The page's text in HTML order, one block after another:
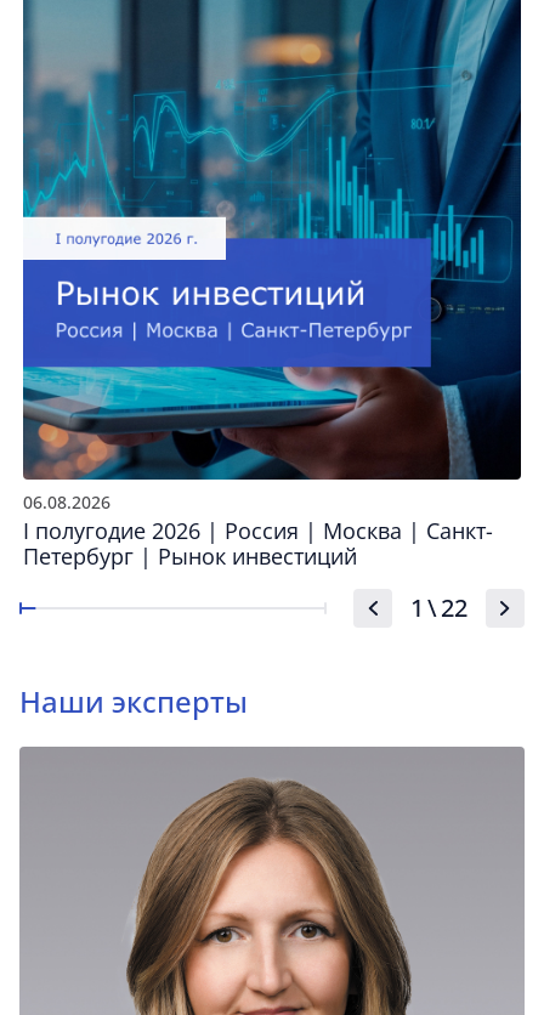
06.08.2026
I полугодие 2026 | Россия | Москва | Санкт-
Петербург | Рынок инвестиций
1 \22
Наши эксперты